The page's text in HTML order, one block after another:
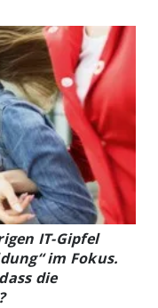
IT-Gipfel
im Fokus.
die